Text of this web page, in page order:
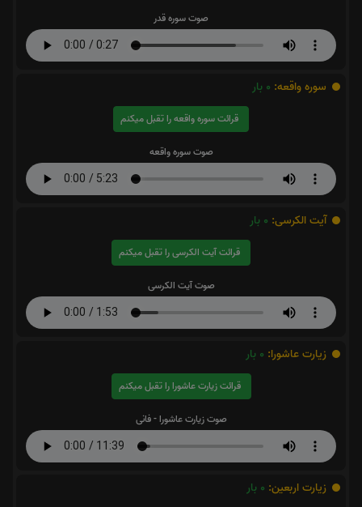
صوت سوره قدر
سوره واقعه: 0 بار
قرائت سوره واقعه را تقبل میکنم
صوت سوره واقعه
آیت الکرسی: 0 بار
قرائت آیت الکرسی را تقبل میکنم
صوت آیت الکرسی
زیارت عاشورا: 0 بار
قرائت زیارت عاشورا را تقبل میکنم
صوت زیارت عاشورا - فانی
زیارت اربعین: 0 بار